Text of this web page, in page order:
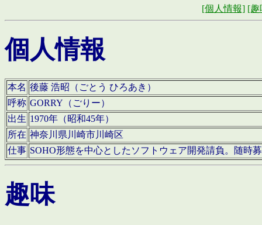
[個人情報] [趣
個人情報
本名 後藤 浩昭（ごとう ひろあき）
呼称 GORRY（ごりー）
出生 1970年（昭和45年）
所在 神奈川県川崎市川崎区
仕事 SOHO形態を中心としたソフトウェア開発請負。随時
趣味